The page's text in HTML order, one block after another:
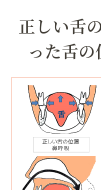
正しい舌
った舌